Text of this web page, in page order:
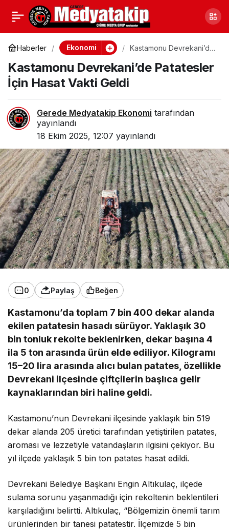
Haberler Ekonomi
Kastamonu Devrekani’de
Vakti Geldi
Kastamonu Devrekani’de Patatesler
İçin Hasat Vakti Geldi
Gerede Medyatakip Ekonomi tarafından
yayınlandı
18 Ekim 2025, 12:07 yayınlandı
0 Paylaş Beğen
Kastamonu’da toplam 7 bin 400 dekar alanda
ekilen patatesin hasadı sürüyor. Yaklaşık 30
bin tonluk rekolte beklenirken, dekar başına4
ila 5 ton arasında ürün elde ediliyor. Kilogramı
15–20 lira arasında alıcı bulan patates, özellikle
Devrekani ilçesinde çiftçilerin başlıca gelir
kaynaklarından biri haline geldi.
Kastamonu’nun Devrekani ilçesinde yaklaşık bin 519
dekar alanda 205 üretici tarafından yetiştirilen patates,
aroması ve lezzetiyle vatandaşların ilgisini çekiyor. Bu
yıl ilçede yaklaşık5 bin ton patates hasat edildi.
Devrekani Belediye Başkanı Engin Altıkulaç, ilçede
sulama sorunu yaşanmadığı için rekoltenin beklentileri
karşıladığını belirtti. Altıkulaç, “Bölgemizin önemli tarım
ürünlerinden bir tanesi patatestir. İlçemizde 5 bin
Samsun’da Yüzlerce
Litre Etil Alkol Ele
Geçirildi
Paylaş